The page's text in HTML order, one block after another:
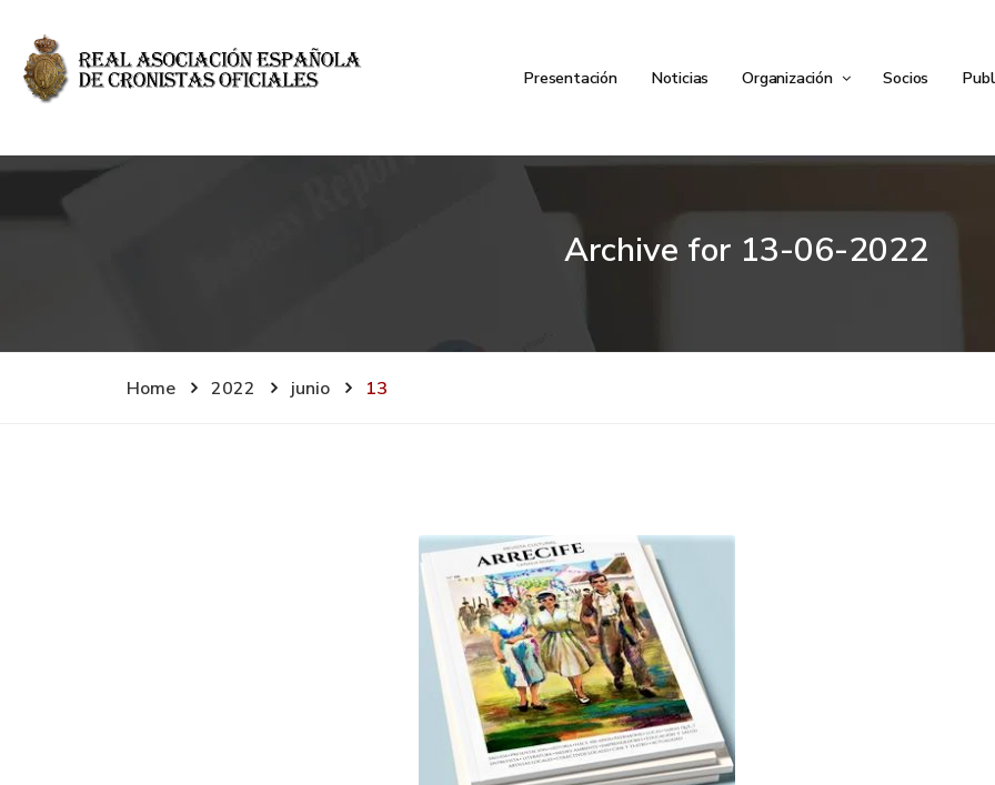
Presentación Noticias Organización Socios
Archive for 13-06-2022
Home 2022 junio 13